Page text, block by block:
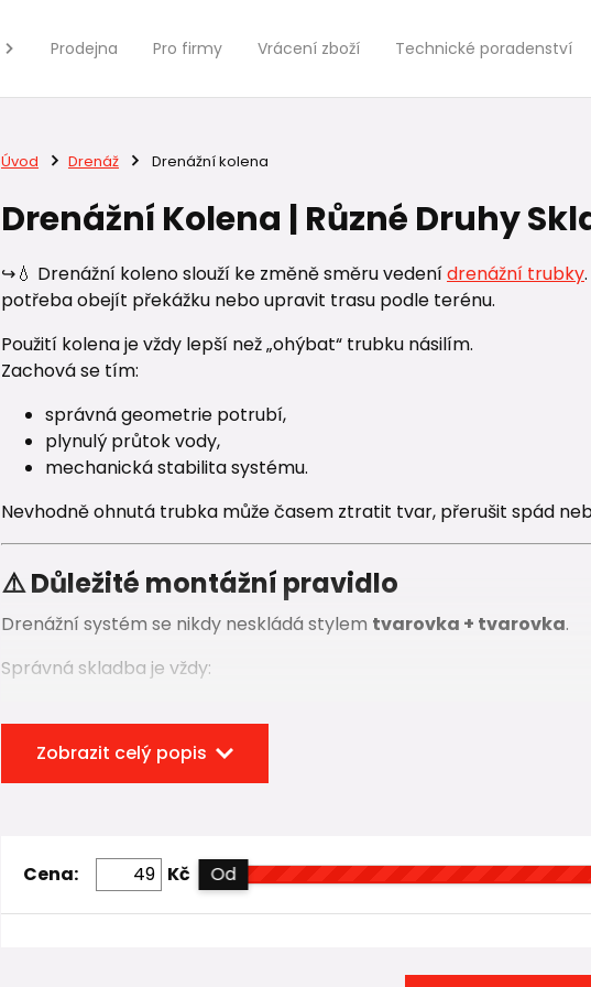
Prodejna Pro firmy Vrácení zboží Technické poradenství
Úvod Drenáž Drenážní kolena
Drenážní Kolena | Různé Druhy
↪️💧 Drenážní koleno slouží ke změně směru vedenídrenážní trubky
potřeba obejít překážku nebo upravit trasu podle terénu.
Použití kolena je vždy lepší než „ohýbat“ trubku násilím.
Zachová se tím:
správná geometrie potrubí,
plynulý průtok vody,
mechanická stabilita systému.
Nevhodně ohnutá trubka může časem ztratit tvar, přerušit spád
⚠️ Důležité montážní pravidlo
Drenážní systém se nikdy neskládá stylem tvarovka + tvarovka.
Správná skladba je vždy:
Mezi dvě drenážní tvarovky musí být vždy vložen krátký úsek potrubí
(minimálně cca 20 cm) 🧱
trubku, nikoli na další tvarovku.
Držte se jednoduchého pravidla:
Zobrazit celý popis
Cena: Kč Od